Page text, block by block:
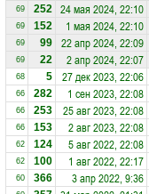
69 252 24 мая 2024, 22:10
69 152 1 мая 2024, 22:10
69 99 22 апр 2024, 22:09
69 22 2 апр 2024, 22:07
68 5 27 дек 2023, 22:06
66 282 1 сен 2023, 22:08
66 253 25 авг 2023, 22:08
66 153 2 авг 2023, 22:08
62 124 5 авг 2022, 22:08
62 100 1 авг 2022, 22:17
60 366 3 апр 2022, 9:36